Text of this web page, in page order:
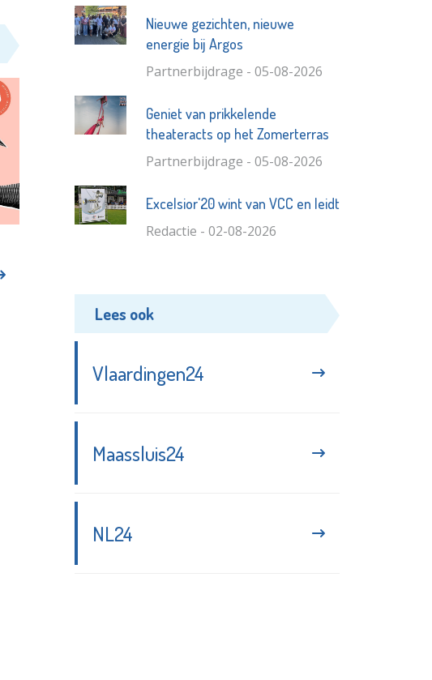
Nieuwe gezichten, nieuwe
energie bij Argos
Partnerbijdrage - 05-08-2026
Geniet van prikkelende
theateracts op het Zomerterras
Partnerbijdrage - 05-08-2026
Excelsior'20 wint van VCC en leidt
Redactie - 02-08-2026
Lees ook
Vlaardingen24
Maassluis24
NL24